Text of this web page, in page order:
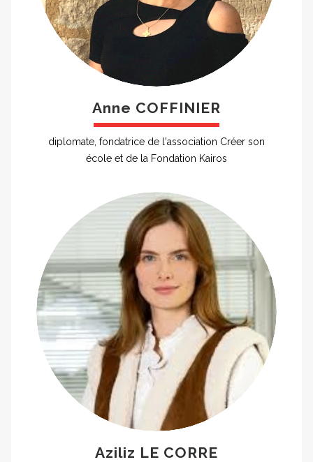
Anne COFFINIER
diplomate, fondatrice de l'association Créer son
école et de la Fondation Kairos
Aziliz LE CORRE